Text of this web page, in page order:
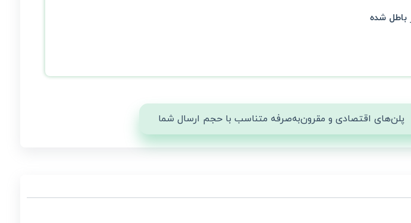
باطل شده
پلن‌های اقتصادی و مقرون‌به‌صرفه متناسب با حجم ارسال شما